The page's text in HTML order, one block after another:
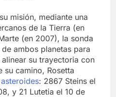
misión, mediante una
de la Tierra (en
(en 2007), la sonda
ambos planetas para
su trayectoria con
camino, Rosetta
asteroides: 2867 Steins el
y 21 Lutetia el 10 de